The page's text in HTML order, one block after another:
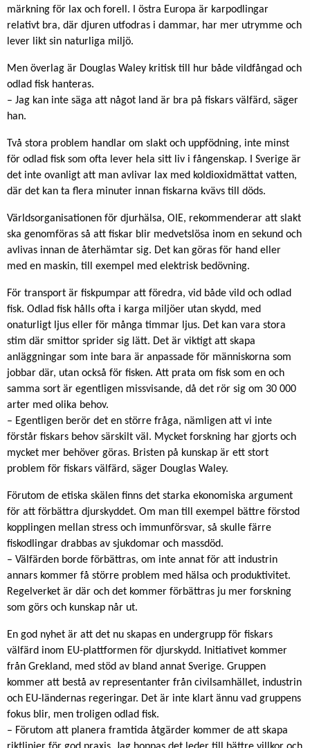
märkning för lax och forell. I östra Europa är karpodlingar
relativt bra, där djuren utfodras i dammar, har mer utrymme och
lever likt sin naturliga miljö.
Men överlag är Douglas Waley kritisk till hur både vildfångad och
odlad fisk hanteras.
– Jag kan inte säga att något land är bra på fiskars välfärd, säger
han.
Två stora problem handlar om slakt och uppfödning, inte minst
för odlad fisk som ofta lever hela sitt liv i fångenskap. I Sverige är
det inte ovanligt att man avlivar lax med koldioxidmättat vatten,
där det kan ta flera minuter innan fiskarna kvävs till döds.
Världsorganisationen för djurhälsa, OIE, rekommenderar att slakt
ska genomföras så att fiskar blir medvetslösa inom en sekund och
avlivas innan de återhämtar sig. Det kan göras för hand eller
med en maskin, till exempel med elektrisk bedövning.
För transport är fiskpumpar att föredra, vid både vild och odlad
fisk. Odlad fisk hålls ofta i karga miljöer utan skydd, med
onaturligt ljus eller för många timmar ljus. Det kan vara stora
stim där smittor sprider sig lätt. Det är viktigt att skapa
anläggningar som inte bara är anpassade för människorna som
jobbar där, utan också för fisken. Att prata om fisk som en och
samma sort är egentligen missvisande, då det rör sig om 30 000
arter med olika behov.
– Egentligen berör det en större fråga, nämligen att vi inte
förstår fiskars behov särskilt väl. Mycket forskning har gjorts och
mycket mer behöver göras. Bristen på kunskap är ett stort
problem för fiskars välfärd, säger Douglas Waley.
Förutom de etiska skälen finns det starka ekonomiska argument
för att förbättra djurskyddet. Om man till exempel bättre förstod
kopplingen mellan stress och immunförsvar, så skulle färre
fiskodlingar drabbas av sjukdomar och massdöd.
– Välfärden borde förbättras, om inte annat för att industrin
annars kommer få större problem med hälsa och produktivitet.
Regelverket är där och det kommer förbättras ju mer forskning
som görs och kunskap når ut.
En god nyhet är att det nu skapas en undergrupp för fiskars
välfärd inom EU-plattformen för djurskydd. Initiativet kommer
från Grekland, med stöd av bland annat Sverige. Gruppen
kommer att bestå av representanter från civilsamhället, industrin
och EU-ländernas regeringar. Det är inte klart ännu vad gruppens
fokus blir, men troligen odlad fisk.
– Förutom att planera framtida åtgärder kommer de att skapa